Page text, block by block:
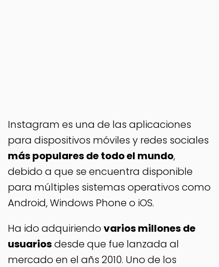
Instagram es una de las aplicaciones
para dispositivos móviles y redes sociales
más populares de todo el mundo,
debido a que se encuentra disponible
para múltiples sistemas operativos como
Android, Windows Phone o iOS.
Ha ido adquiriendo varios millones de
usuariosdesde que fue lanzada al
mercado en el añs 2010. Uno de los